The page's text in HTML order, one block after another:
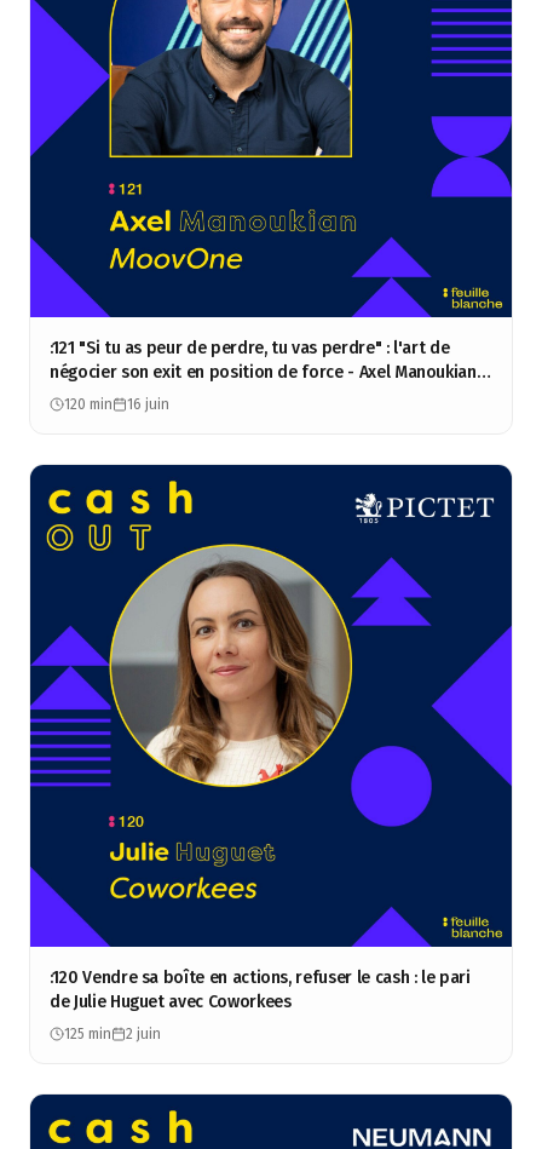
:121 "Si tu as peur de perdre, tu vas perdre" : l'art de
négocier son exit en position de force - Axel Manoukian -
MoovOne
120 min 16 juin
:120 Vendre sa boîte en actions, refuser le cash : le pari
de Julie Huguet avec Coworkees
125 min 2 juin